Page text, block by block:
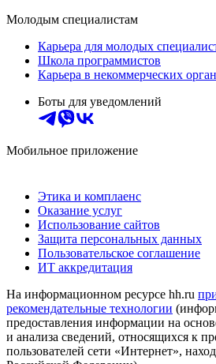
Молодым специалистам
Карьера для молодых
Школа программистов
Карьера в некоммерческих
Боты для уведомлений
Мобильное приложение
Этика и комплаенс
Оказание услуг
Использование сайтов
Защита персональных данных
Пользовательское соглашение
ИТ аккредитация
На информационном ресурсе hh.ru
рекомендательные технологии
предоставления информации на
и анализа сведений, относящихся к
пользователей сети «Интернет»,